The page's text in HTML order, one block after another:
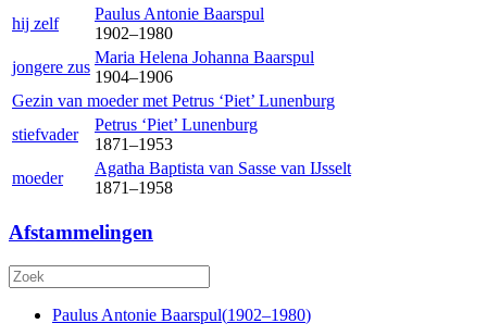
hij zelf
Paulus Antonie Baarspul
1902–1980
jongere zus
Maria Helena Johanna Baarspul
1904–1906
Gezin van moeder met Petrus ‘Piet’ Lunenburg
stiefvader
Petrus ‘Piet’ Lunenburg
1871–1953
moeder
Agatha Baptista van Sasse van IJsselt
1871–1958
Afstammelingen
Paulus Antonie Baarspul(1902–1980)